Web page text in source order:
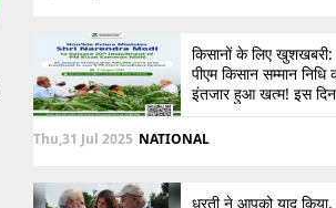
किसानों के लिए खुशखबरी:
पीएम किसान सम्मान निधि
इंतजार हुआ खत्म! इस दिन
खाते में आएंगे 2,000
देखें
Thu,31 Jul 2025 NATIONAL
धरती ने आपको याद किया,